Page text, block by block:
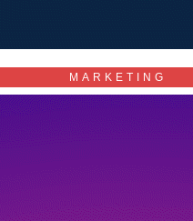
MARKETING